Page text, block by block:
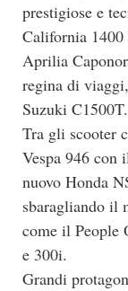
prestigiose e
California
Aprilia
regina di
Suzuki C1500T.
Tra gli scooter
Vespa 946 con
nuovo Honda
sbaragliando il
come il People
e 300i.
Grandi